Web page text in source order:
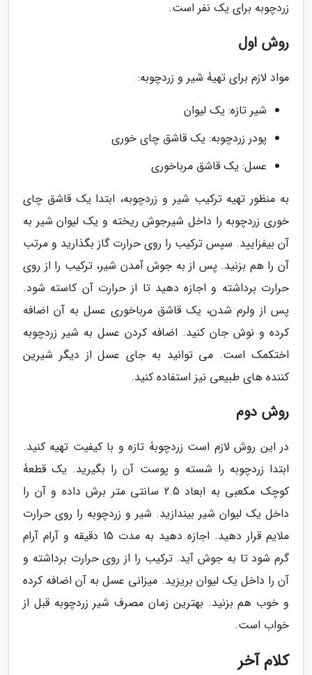
زردچوبه برای یک نفر است.
روش اول
مواد لازم برای تهیۀ شیر و زردچوبه:
شیر تازه: یک لیوان
پودر زردچوبه: یک قاشق چای خوری
عسل: یک قاشق مرباخوری
به منظور تهیه ترکیب شیر و زردچوبه، ابتدا یک قاشق چای
خوری زردچوبه را داخل شیرجوش ریخته و یک لیوان شیر به
آن بیفزایید. سپس ترکیب را روی حرارت گاز بگذارید و مرتب
آن را هم بزنید. پس از به جوش آمدن شیر، ترکیب را از روی
حرارت برداشته و اجازه دهید تا از حرارت آن کاسته شود.
پس از ولرم شدن، یک قاشق مرباخوری عسل به آن اضافه
کرده و نوش جان کنید. اضافه کردن عسل به شیر زردچوبه
اختکمک است. می توانید به جای عسل از دیگر شیرین
کننده های طبیعی نیز استفاده کنید.
روش دوم
در این روش لازم است زردچوبۀ تازه و با کیفیت تهیه کنید.
ابتدا زردچوبه را شسته و پوست آن را بگیرید. یک قطعۀ
کوچک مکعبی به ابعاد 2.5 سانتی متر برش داده و آن را
داخل یک لیوان شیر بیندازید. شیر و زردچوبه را روی حرارت
ملایم قرار دهید. اجازه دهید به مدت 15 دقیقه و آرام آرام
گرم شود تا به جوش آید. ترکیب را از روی حرارت برداشته و
آن را داخل یک لیوان بریزید. میزانی عسل به آن اضافه کرده
و خوب هم بزنید. بهترین زمان مصرف شیر زردچوبه قبل از
خواب است.
کلام آخر